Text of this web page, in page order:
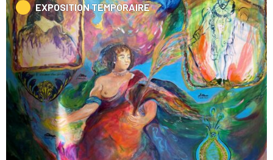
EXPOSITION TEMPORAIRE